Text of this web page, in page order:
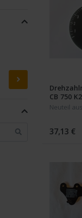
CB 750 K2
Neuteil
37,13 €